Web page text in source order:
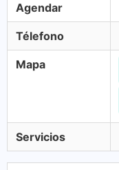
Agendar
Télefono
Mapa
Servicios